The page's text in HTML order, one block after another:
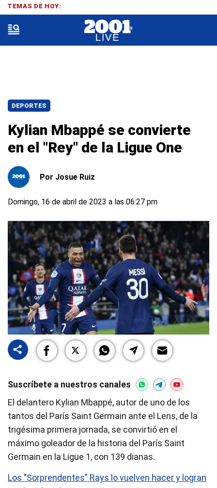
DEPORTES
Kylian Mbappé se convierte
en el "Rey" de la Ligue One
Por Josue Ruiz
Domingo, 16 de abril de 2023 a las 06:27 pm
Suscríbete a nuestros canales
El delantero Kylian Mbappé, autor de uno de los
tantos del París Saint Germain ante el Lens, de la
trigésima primera jornada, se convirtió en el
máximo goleador de la historia del París Saint
Germain en la Ligue 1, con 139 dianas.
Los "Sorprendentes" Rays lo vuelven hacer y logran
TEMAS DE HOY: